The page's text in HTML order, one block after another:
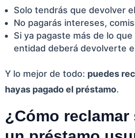
Solo tendrás que devolver
No pagarás intereses,
Si ya pagaste más de lo
entidad deberá devolverte
Y lo mejor de todo: puedes
hayas pagado el préstamo.
¿Cómo